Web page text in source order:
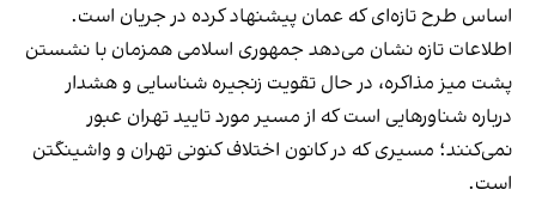
اساس طرح تازه‌ای که عمان پیشنهاد کرده در جریان است.
اطلاعات تازه نشان می‌دهد جمهوری اسلامی همزمان با نشستن
پشت میز مذاکره، در حال تقویت زنجیره شناسایی و هشدار
درباره شناورهایی است که از مسیر مورد تایید تهران عبور
نمی‌کنند؛ مسیری که در کانون اختلاف کنونی تهران و واشینگتن
است.